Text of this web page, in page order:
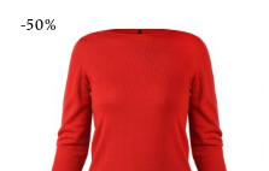
-50%